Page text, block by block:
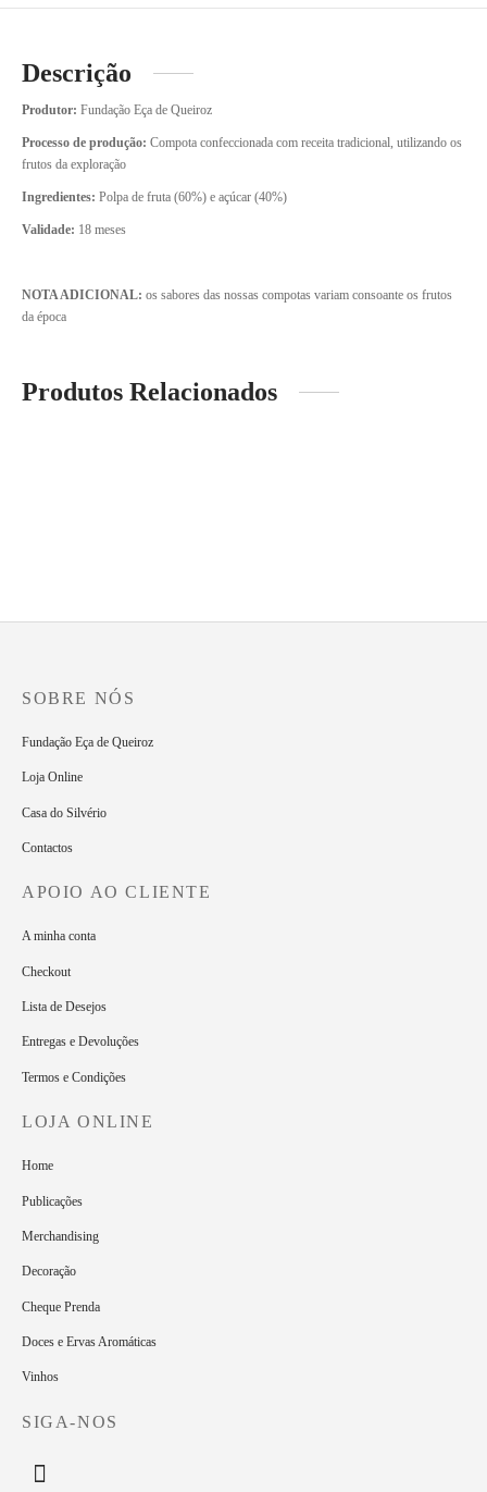
Descrição
Produtor: Fundação Eça de Queiroz
Processo de produção: Compota confeccionada com receita tradicional, utilizando os
frutos da exploração
Ingredientes: Polpa de fruta (60%) e açúcar (40%)
Validade: 18 meses
NOTA ADICIONAL: os sabores das nossas compotas variam consoante os frutos
da época
Produtos Relacionados
SOBRE NÓS
Fundação Eça de Queiroz
Loja Online
Casa do Silvério
Contactos
APOIO AO CLIENTE
A minha conta
Checkout
Lista de Desejos
Entregas e Devoluções
Termos e Condições
LOJA ONLINE
Home
Publicações
Merchandising
Decoração
Cheque Prenda
Doces e Ervas Aromáticas
Vinhos
SIGA-NOS